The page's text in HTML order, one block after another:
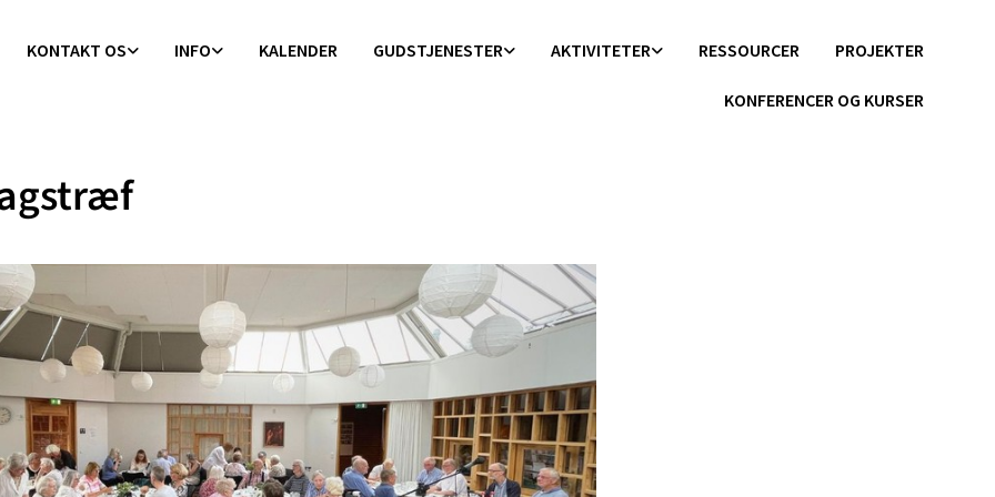
KONTAKT OS INFO KALENDER GUDSTJENESTER AKTIVITETER RESSOURCER PROJEKTER
KONFERENCER OG KURSER